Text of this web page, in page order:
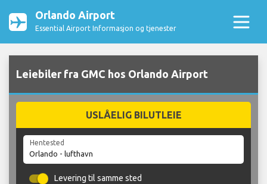
Orlando Airport
Essential Airport Informasjon og tjenester
Leiebiler fra GMC hos Orlando Airport
USLÅELIG BILUTLEIE
Hentested
Levering til samme sted